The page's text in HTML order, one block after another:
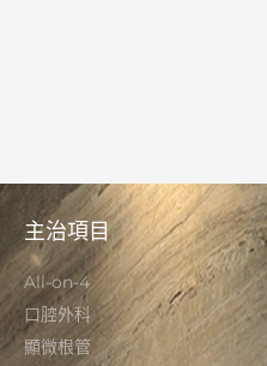
主治項目
All-on-4
口腔外科
顯微根管